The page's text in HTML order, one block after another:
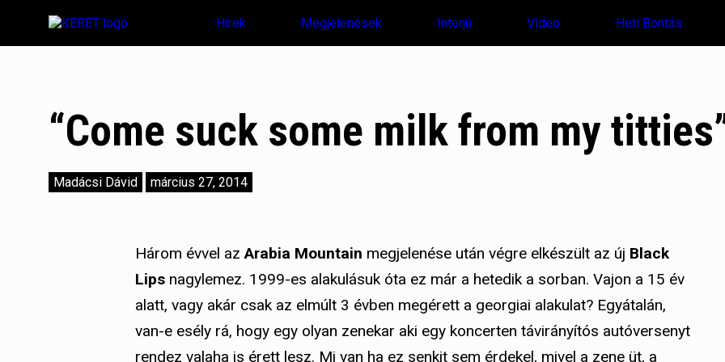
Hírek Megjelenések Interjú Video Heti Bontás
“Come suck some milk from my
Madácsi Dávid március 27, 2014
Három évvel azArabia Mountain megjelenése után végre elkészült az új Black
Lips nagylemez. 1999-es alakulásuk óta ez már a hetedik a sorban. Vajon a 15 év
alatt, vagy akár csak az elmúlt 3 évben megérett a georgiai alakulat? Egyátalán,
van-e esély rá, hogy egy olyan zenekar aki egy koncerten távirányítós autóversenyt
rendez valaha is érett lesz. Mi van ha ez senkit sem érdekel, mivel a zene üt, a